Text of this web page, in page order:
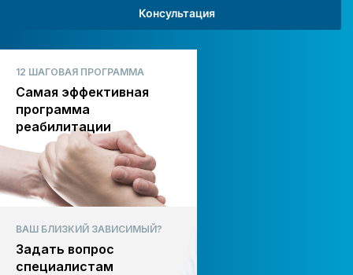
Консультация
12 ШАГОВАЯ ПРОГРАММА
Самая эффективная
программа
реабилитации
ВАШ БЛИЗКИЙ ЗАВИСИМЫЙ?
Задать вопрос
специалистам